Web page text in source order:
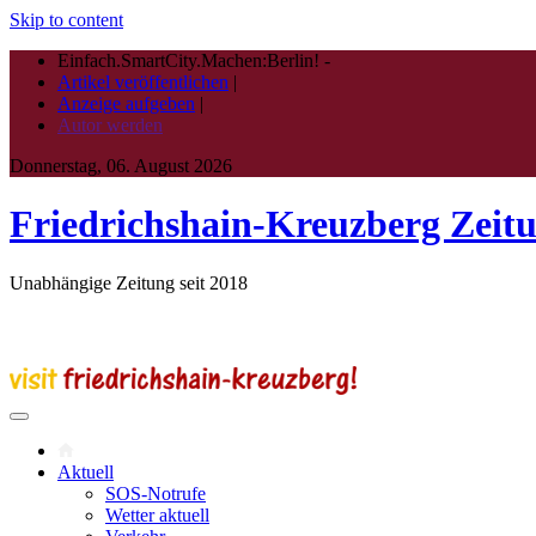
Skip to content
Einfach.SmartCity.Machen:Berlin! -
Artikel veröffentlichen |
Anzeige aufgeben |
Autor werden
Donnerstag, 06. August 2026
Friedrichshain-Kreuzberg
Unabhängige Zeitung seit 2018
Aktuell
SOS-Notrufe
Wetter aktuell